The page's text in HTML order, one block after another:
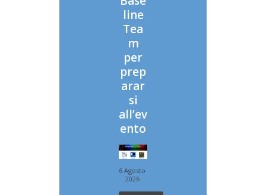
line
Tea
m
per
prep
arar
si
all’ev
ento
6 Agosto
2026